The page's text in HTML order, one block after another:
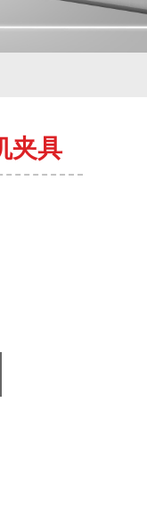
夹具